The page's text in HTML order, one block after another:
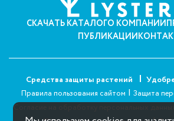
СКАЧАТЬ КАТАЛОГО КОМПАНИИ
ПУБЛИКАЦИИ
Средства защиты растений
Правила пользования сайтом | Защита
Согласие на обработку персональных данных